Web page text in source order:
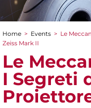
You are here
Home > Events > Le
Zeiss Mark II
Le
I Segreti